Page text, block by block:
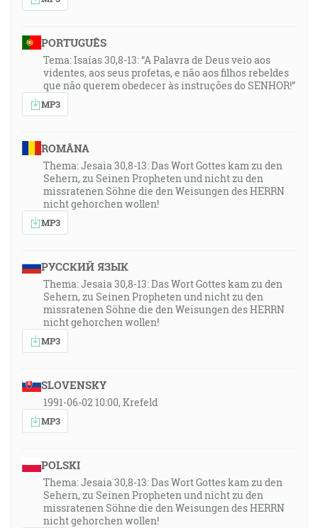
PORTUGUÊS
Tema: Isaías 30,8-13: “A Palavra de Deus veio aos
videntes, aos seus profetas, e não aos filhos rebeldes
que não querem obedecer às instruções do SENHOR!”
MP3
ROMÂNA
Thema: Jesaia 30,8-13: Das Wort Gottes kam zu den
Sehern, zu Seinen Propheten und nicht zu den
missratenen Söhne die den Weisungen des HERRN
nicht gehorchen wollen!
MP3
РУССКИЙ ЯЗЫК
Thema: Jesaia 30,8-13: Das Wort Gottes kam zu den
Sehern, zu Seinen Propheten und nicht zu den
missratenen Söhne die den Weisungen des HERRN
nicht gehorchen wollen!
MP3
SLOVENSKY
1991-06-02 10:00, Krefeld
MP3
POLSKI
Thema: Jesaia 30,8-13: Das Wort Gottes kam zu den
Sehern, zu Seinen Propheten und nicht zu den
missratenen Söhne die den Weisungen des HERRN
nicht gehorchen wollen!